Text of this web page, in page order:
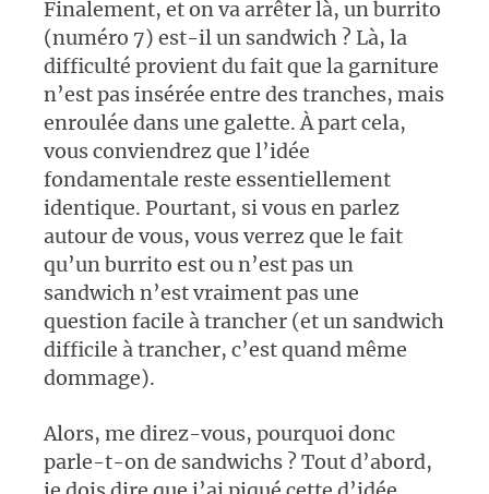
Finalement, et on va arrêter là, un burrito
(numéro 7) est-il un sandwich ? Là, la
difficulté provient du fait que la garniture
n’est pas insérée entre des tranches, mais
enroulée dans une galette. À part cela,
vous conviendrez que l’idée
fondamentale reste essentiellement
identique. Pourtant, si vous en parlez
autour de vous, vous verrez que le fait
qu’un burrito est ou n’est pas un
sandwich n’est vraiment pas une
question facile à trancher (et un sandwich
difficile à trancher, c’est quand même
dommage).
Alors, me direz-vous, pourquoi donc
parle-t-on de sandwichs ? Tout d’abord,